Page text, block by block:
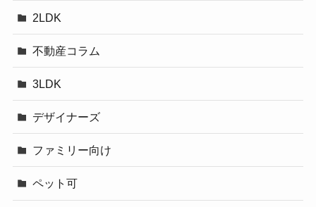
2LDK
不動産コラム
3LDK
デザイナーズ
ファミリー向け
ペット可